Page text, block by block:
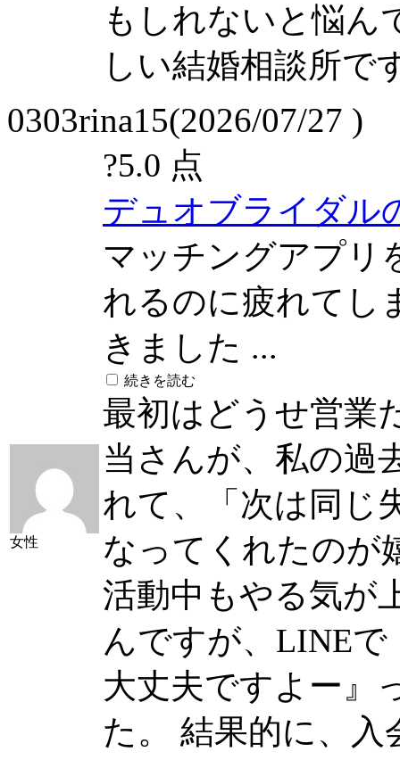
もしれないと悩ん
しい結婚相談所で
0303rina15(2026/07/27 )
女性
?5.0 点
デュオブライダル
マッチングアプリ
れるのに疲れてし
きました ...
続きを読む
最初はどうせ営業
当さんが、私の過
れて、「次は同じ
なってくれたのが
活動中もやる気が
んですが、LINE
大丈夫ですよー』
た。 結果的に、